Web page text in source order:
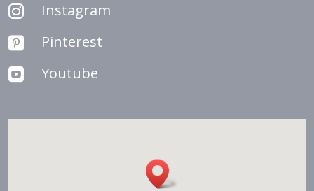
 Instagram
 Pinterest
 Youtube